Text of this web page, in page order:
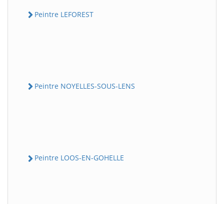
Peintre LEFOREST
Peintre NOYELLES-SOUS-LENS
Peintre LOOS-EN-GOHELLE